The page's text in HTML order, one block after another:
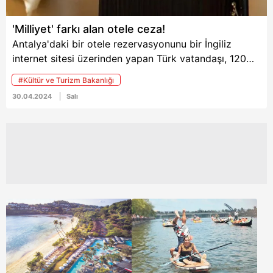
'Milliyet' farkı alan otele ceza!
Antalya'daki bir otele rezervasyonunu bir İngiliz
internet sitesi üzerinden yapan Türk vatandaşı, 120
euro "Milliyet Farkı" ücreti ödemek zorunda kalmıştı.
Kültür ve Turizm Bakanlığı otelden savunma isterken,
denetimin ardından gerekli cezai işlemin
#Kültür ve Turizm Bakanlığı
30.04.2024 Salı